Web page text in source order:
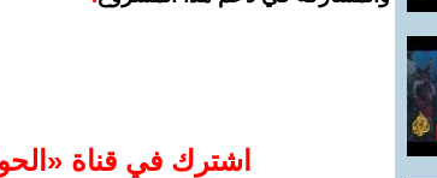
اشترك في قناة